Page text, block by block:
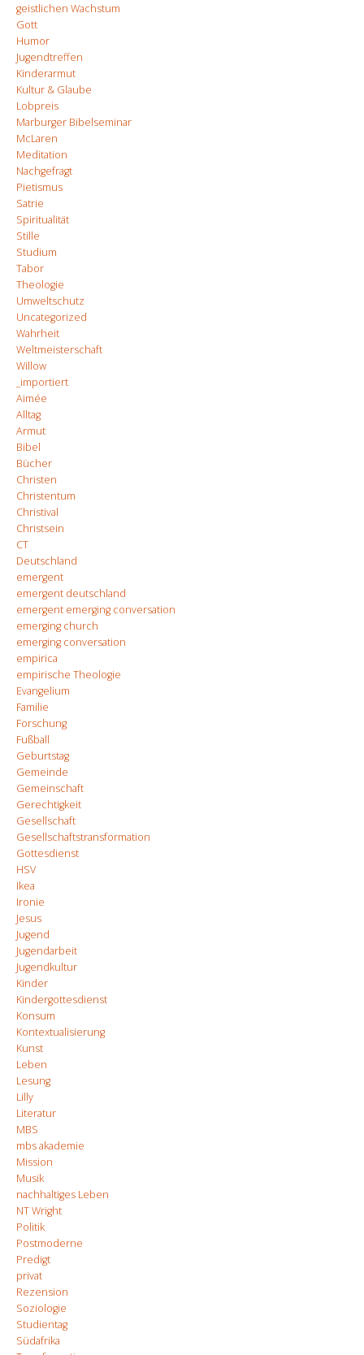
geistlichen Wachstum
Gott
Humor
Jugendtreffen
Kinderarmut
Kultur & Glaube
Lobpreis
Marburger Bibelseminar
McLaren
Meditation
Nachgefragt
Pietismus
Satrie
Spiritualität
Stille
Studium
Tabor
Theologie
Umweltschutz
Uncategorized
Wahrheit
Weltmeisterschaft
Willow
_importiert
Aimée
Alltag
Armut
Bibel
Bücher
Christen
Christentum
Christival
Christsein
CT
Deutschland
emergent
emergent deutschland
emergent emerging conversation
emerging church
emerging conversation
empirica
empirische Theologie
Evangelium
Familie
Forschung
Fußball
Geburtstag
Gemeinde
Gemeinschaft
Gerechtigkeit
Gesellschaft
Gesellschaftstransformation
Gottesdienst
HSV
Ikea
Ironie
Jesus
Jugend
Jugendarbeit
Jugendkultur
Kinder
Kindergottesdienst
Konsum
Kontextualisierung
Kunst
Leben
Lesung
Lilly
Literatur
MBS
mbs akademie
Mission
Musik
nachhaltiges Leben
NT Wright
Politik
Postmoderne
Predigt
privat
Rezension
Soziologie
Studientag
Südafrika